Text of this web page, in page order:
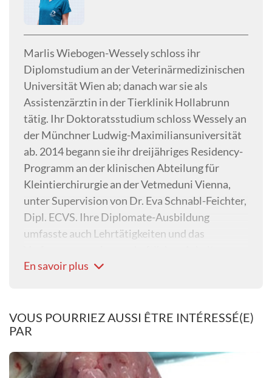
Marlis Wiebogen-Wessely schloss ihr
Diplomstudium an der Veterinärmedizinischen
Universität Wien ab; danach war sie als
Assistenzärztin in der Tierklinik Hollabrunn
tätig. Ihr Doktoratsstudium schloss Wessely an
der Münchner Ludwig-Maximiliansuniversität
ab. 2014 begann sie ihr dreijähriges Residency-
Programm an der klinischen Abteilung für
Kleintierchirurgie an der Vetmeduni Vienna,
unter Supervision von Dr. Eva Schnabl-Feichter,
Dipl. ECVS. Ihre Diplomate-Ausbildung
umfasste auch Lehrtätigkeiten und das
Nach Abschluss ihrer Residency-Ausbildung
Jänner 2019 als Senior-Assistentin in das
orthopädische Team in die Abteilung für
zurück.
En savoir plus
VOUS POURRIEZ AUSSI ÊTRE INTÉRESSÉ(E)
PAR